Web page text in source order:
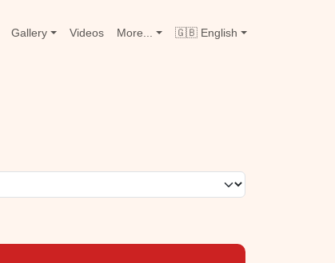
Gallery Videos More... 🇬🇧 English